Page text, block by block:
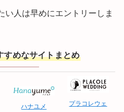
い人は早めにエントリーしま
すめなサイトまとめ
ハナユメ
プラコレウェ